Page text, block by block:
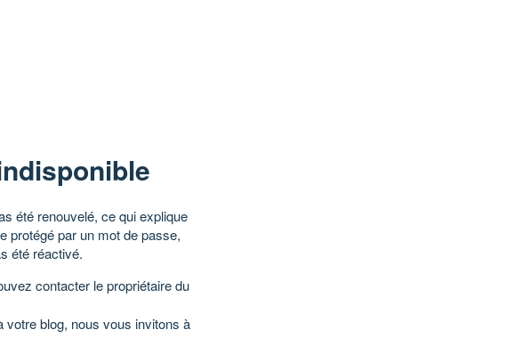
été renouvelé, ce qui explique
protégé par un mot de passe,
été réactivé.
contacter le propriétaire du
votre blog, nous vous invitons à